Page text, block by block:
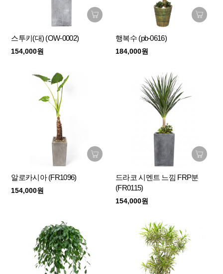
스투키(대) (OW-0002)
154,000원
행복수 (pb-0616)
184,000원
알로카시아 (FR1096)
154,000원
드라코 시멘트 느낌 FRP분
(FR0115)
154,000원